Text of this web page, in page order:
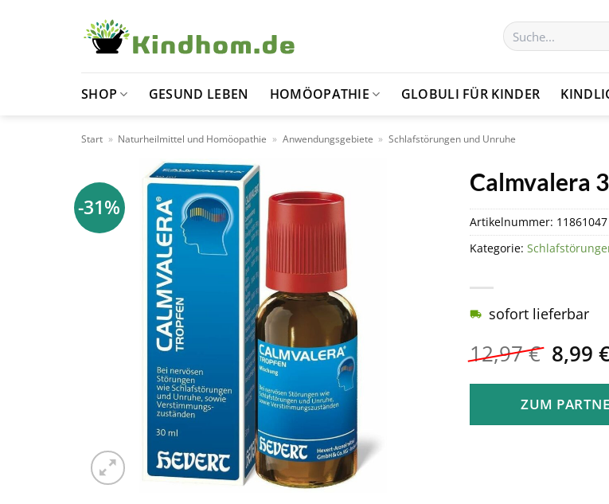
Suchen
nach:
SHOP GESUND LEBEN HOMÖOPATHIE GLOBULI FÜR KINDER
Start » Naturheilmittel und Homöopathie » Anwendungsgebiete » Schlafstörungen und Unruhe
-31%
Calmvalera
12,97€
Preis
war:
8,99
sofort lieferbar
ZUM
Artikelnummer: 11861047
Kategorie: